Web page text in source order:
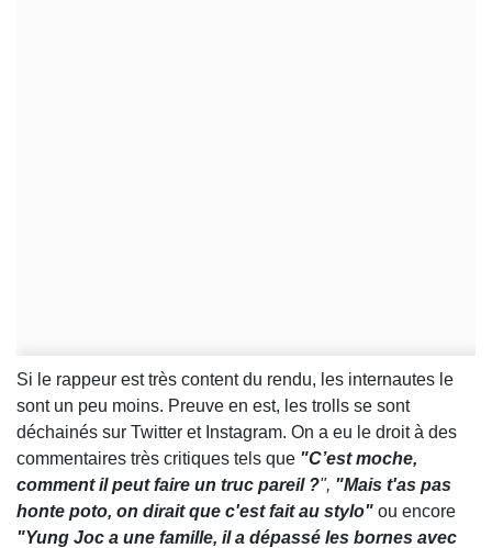
Si le rappeur est très content du rendu, les internautes le
sont un peu moins. Preuve en est, les trolls se sont
déchainés sur Twitter et Instagram. On a eu le droit à des
commentaires très critiques tels que "C’est moche,
comment il peut faire un truc pareil ?", "Mais t'as pas
honte poto, on dirait que c'est fait au stylo" ou encore
"Yung Joc a une famille, il a dépassé les bornes avec